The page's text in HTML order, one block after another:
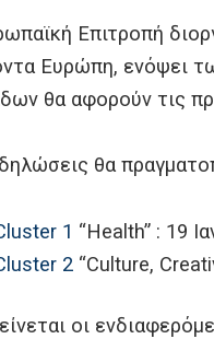
Επιτροπή
Ευρώπη, ενόψει
θα αφορούν τις
θα
1 “Health” : 19
2 “Culture,
οι